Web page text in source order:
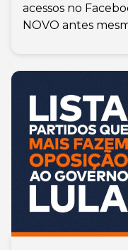
acessos no
NOVO antes